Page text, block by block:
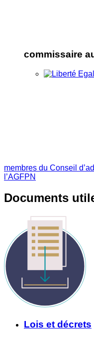
commissaire
membres du Conseil
l’AGFPN
Documents
Lois et décrets